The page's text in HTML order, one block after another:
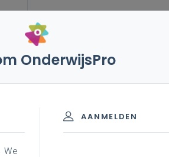
OnderwijsPro
AANMELDEN